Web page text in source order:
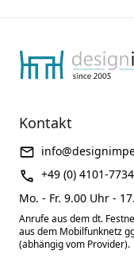
Kontakt
+49 (0) 4101-
Mo. - Fr. 9.00 Uhr -
Anrufe aus dem dt.
aus dem Mobilfunknetz
(abhängig vom Provider).